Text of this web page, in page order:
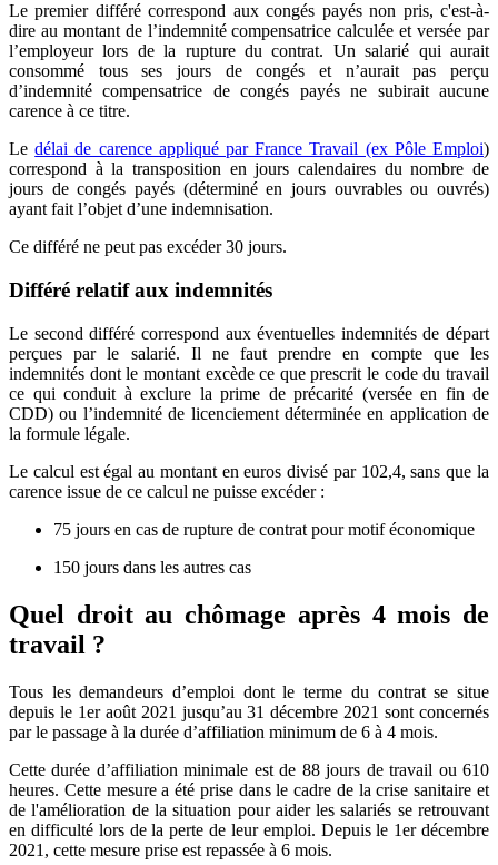
Le premier différé correspond aux congés payés non pris, c'est-à-
dire au montant de l’indemnité compensatrice calculée et versée par
l’employeur lors de la rupture du contrat. Un salarié qui aurait
consommé tous ses jours de congés et n’aurait pas perçu
d’indemnité compensatrice de congés payés ne subirait aucune
carence à ce titre.
Ledélai de carence appliqué par France Travail (ex Pôle Emploi)
correspond à la transposition en jours calendaires du nombre de
jours de congés payés (déterminé en jours ouvrables ou ouvrés)
ayant fait l’objet d’une indemnisation.
Ce différé ne peut pas excéder 30 jours.
Différé relatif aux indemnités
Le second différé correspond aux éventuelles indemnités de départ
perçues par le salarié. Il ne faut prendre en compte que les
indemnités dont le montant excède ce que prescrit le code du travail
ce qui conduit à exclure la prime de précarité (versée en fin de
CDD) ou l’indemnité de licenciement déterminée en application de
la formule légale.
Le calcul est égal au montant en euros divisé par 102,4, sans que la
carence issue de ce calcul ne puisse excéder :
75 jours en cas de rupture de contrat pour motif économique
150 jours dans les autres cas
Quel droit au chômage après 4 mois de
travail ?
Tous les demandeurs d’emploi dont le terme du contrat se situe
depuis le 1er août 2021 jusqu’au 31 décembre 2021 sont concernés
par le passage à la durée d’affiliation minimum de 6 à 4 mois.
Cette durée d’affiliation minimale est de 88 jours de travail ou 610
heures. Cette mesure a été prise dans le cadre de la crise sanitaire et
de l'amélioration de la situation pour aider les salariés se retrouvant
en difficulté lors de la perte de leur emploi. Depuis le 1er décembre
2021, cette mesure prise est repassée à 6 mois.